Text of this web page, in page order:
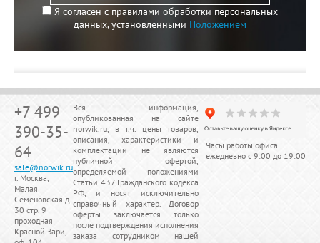
Я согласен с правилами обработки персональных
данных, установленными Положением
+7 499
390-35-
64
sale@norwik.ru
г. Москва,
Малая
Семёновская д.
30 стр. 9
проходная
Красной Зари,
Вся информация,
опубликованная на сайте
norwik.ru, в т.ч. цены товаров,
описания, характеристики и
комплектации не являются
публичной офертой,
определяемой положениями
Статьи 437 Гражданского кодекса
РФ, и носят исключительно
справочный характер. Договор
оферты заключается только
после подтверждения исполнения
заказа сотрудником нашей
Часы работы офиса
ежедневно с 9:00 до 19:00